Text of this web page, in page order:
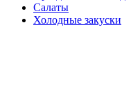
Салаты
Холодные закуски